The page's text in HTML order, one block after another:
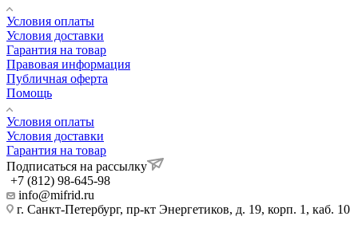
Условия оплаты
Условия доставки
Гарантия на товар
Правовая информация
Публичная оферта
Помощь
Условия оплаты
Условия доставки
Гарантия на товар
Подписаться на рассылку
+7 (812) 98-645-98
info@mifrid.ru
г. Санкт-Петербург, пр-кт Энергетиков, д. 19, корп. 1, каб. 10